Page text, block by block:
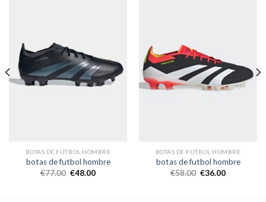
BOTAS DE FUTBOL HOMBRE
botas de futbol hombre
€77.00 €48.00
BOTAS DE FUTBOL HOMBRE
botas de futbol hombre
€58.00 €36.00